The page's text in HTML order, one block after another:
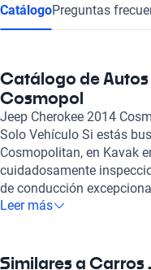
CatálogoPreguntas
Catálogo de Autos
Cosmopol
Jeep Cherokee 2014
Solo Vehículo Si estás
Cosmopolitan, en Kavak
cuidadosamente
de conducción
robusto y elegante, ideal
dinámico sin sacrificar la
Leer más
Similares a Carros